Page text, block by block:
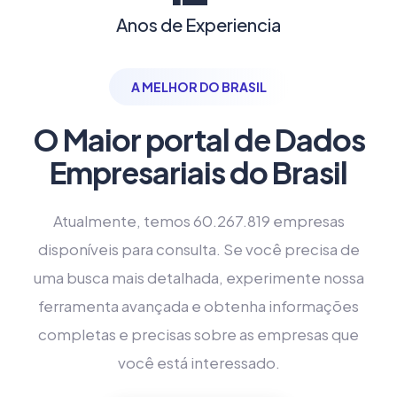
Anos de Experiencia
A MELHOR DO BRASIL
O Maior portal de Dados
Empresariais do Brasil
Atualmente, temos 60.267.819 empresas
disponíveis para consulta. Se você precisa de
uma busca mais detalhada, experimente nossa
ferramenta avançada e obtenha informações
completas e precisas sobre as empresas que
você está interessado.